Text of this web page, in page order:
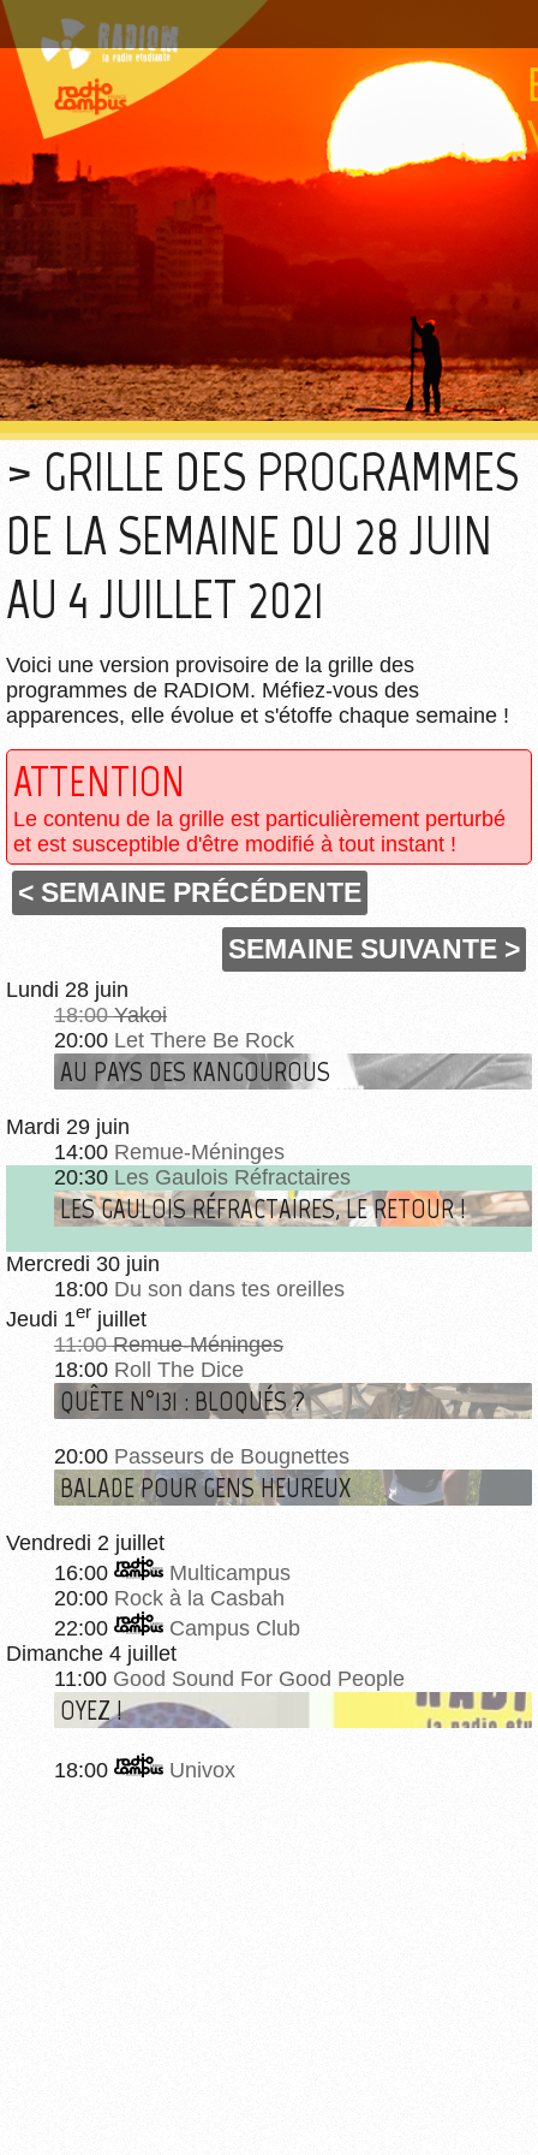
GRILLE DES PROGRAMMES
DE LA SEMAINE DU 28 JUIN
AU 4 JUILLET 2021
Voici une version provisoire de la grille des
programmes de RADIOM. Méfiez-vous des
apparences, elle évolue et s'étoffe chaque semaine !
ATTENTION
Le contenu de la grille est particulièrement perturbé
et est susceptible d'être modifié à tout instant !
< SEMAINE PRÉCÉDENTE
SEMAINE SUIVANTE >
Lundi 28 juin
18:00 Yakoi
20:00 Let There Be Rock
AU PAYS DES KANGOUROUS
Mardi 29 juin
14:00 Remue-Méninges
20:30 Les Gaulois Réfractaires
LES GAULOIS RÉFRACTAIRES, LE RETOUR !
Mercredi 30 juin
18:00 Du son dans tes oreilles
Jeudi 1er juillet
11:00 Remue-Méninges
18:00 Roll The Dice
QUÊTE N°131 : BLOQUÉS ?
20:00 Passeurs de Bougnettes
BALADE POUR GENS HEUREUX
Vendredi 2 juillet
16:00
Multicampus
20:00 Rock à la Casbah
22:00
Campus Club
Dimanche 4 juillet
11:00 Good Sound For Good People
OYEZ !
18:00 Univox